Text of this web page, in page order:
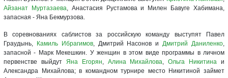
Айзанат Муртазаева, Анастасия Рустамова и Милен Бавуге Хабимана,
запасная - Яна Бекмурзова.
В соревнованиях саблистов за российскую команду выступят Павел
Граудынь,
Камиль Ибрагимов, Дмитрий Насонов иДмитрий Даниленко,
запасной - Марк Мекешкин. У женщин в этом виде программы в личном
первенстве выйдут Яна Егорян, Алина Михайлова,Ольга Никитина и
Александра Михайлова; в командном турнире место Никитиной займет